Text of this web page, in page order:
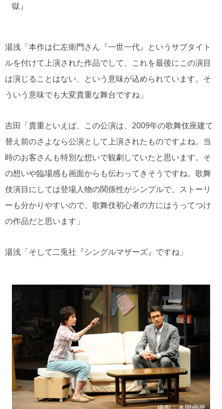
獄』
湯浅「本作は仁左衛門さん『一世一代』というサブタイト
ルを付けて上演された作品でして、これを最後にこの演目
は演じることはない、という意味が込められています。そ
ういう意味でも大変貴重な舞台ですね」
吉田「貴重といえば、この公演は、2009年の歌舞伎座建て
替え前のさよなら公演として上演されたものですよね。当
時のお客さんも特別な想いで観劇していたと思います。そ
の想いや臨場感も画面からも伝わってきそうですね。歌舞
伎演目にしては登場人物の関係性がシンプルで、ストーリ
ーも分かりやすいので、歌舞伎初心者の方にはうってつけ
の作品だと思います」
湯浅「そして二兎社『シングルマザーズ』ですね」